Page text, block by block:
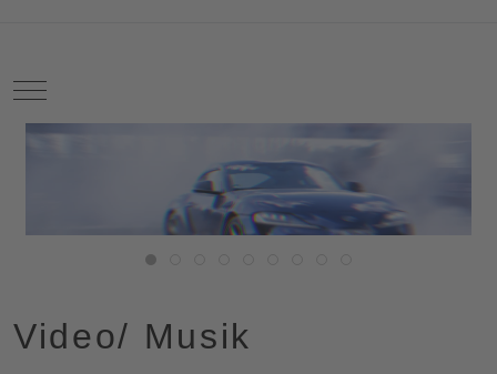
Mobile Menu Toggle
Video/ Musik